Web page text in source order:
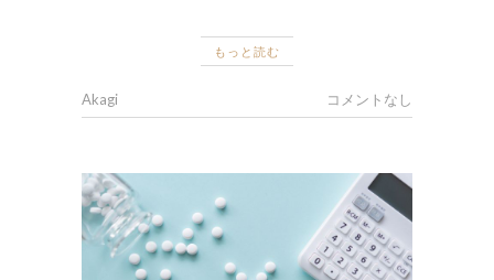
もっと読む
Akagi コメントなし